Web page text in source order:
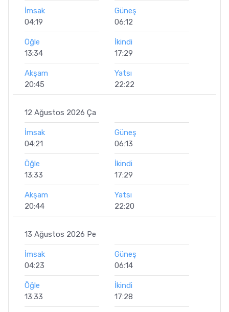
İmsak
04:19
Güneş
06:12
Öğle
13:34
İkindi
17:29
Akşam
20:45
Yatsı
22:22
12 Ağustos 2026 Ça
İmsak
04:21
Güneş
06:13
Öğle
13:33
İkindi
17:29
Akşam
20:44
Yatsı
22:20
13 Ağustos 2026 Pe
İmsak
04:23
Güneş
06:14
Öğle
13:33
İkindi
17:28